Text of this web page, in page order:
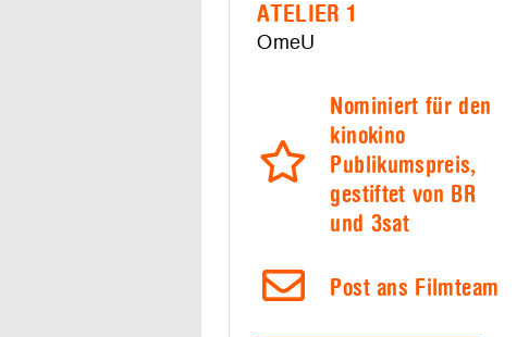
ATELIER 1
OmeU
Nominiert für den
kinokino
Publikumspreis,
gestiftet von BR
und 3sat
Post ans Filmteam